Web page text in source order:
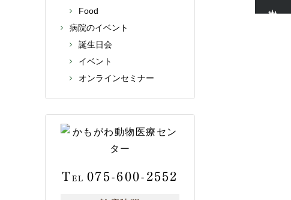
Food
病院のイベント
誕生日会
イベント
オンラインセミナー
TEL 075-600-2552